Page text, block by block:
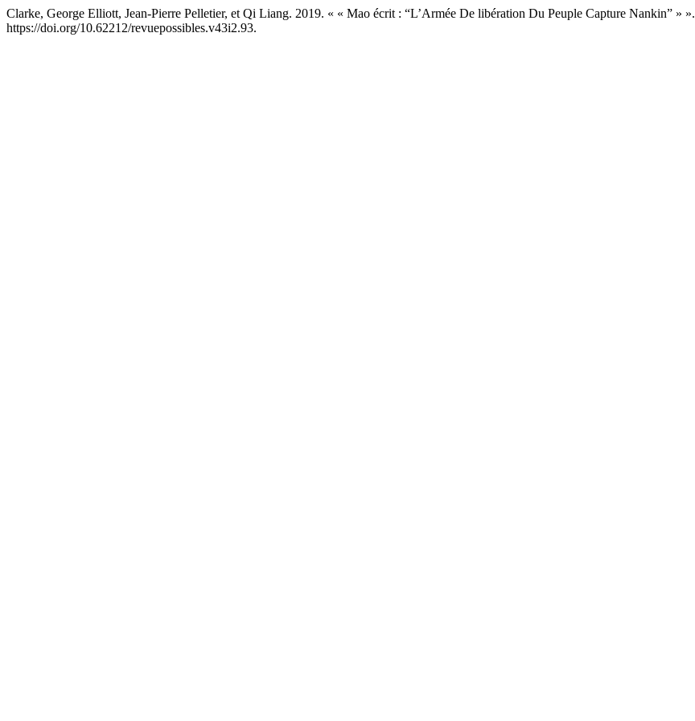
Clarke, George Elliott, Jean-Pierre Pelletier, et Qi Liang. 2019. « « Mao écrit : “L’Armée De libération Du Peuple Capture Nankin” » ».
https://doi.org/10.62212/revuepossibles.v43i2.93.